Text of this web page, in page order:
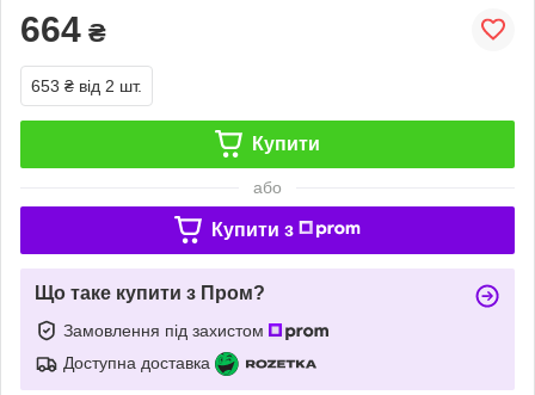
664 ₴
653 ₴ від 2 шт.
Купити
або
Купити з
Що таке купити з Пром?
Замовлення під захистом
Доступна доставка